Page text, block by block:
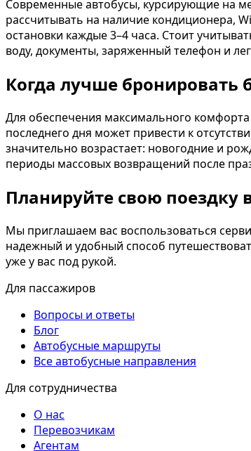
Современные автобусы, курсирующие на
рассчитывать на наличие кондиционера,
остановки каждые 3–4 часа. Стоит
воду, документы, заряженный телефон и
Когда лучше бронировать
Для обеспечения максимального
последнего дня может привести к
значительно возрастает: новогодние и
периоды массовых возвращений после
Планируйте свою поездку
Мы приглашаем вас воспользоваться
надежный и удобный способ
уже у вас под рукой.
Для пассажиров
Вопросы и ответы
Блог
Автобусные маршруты
Все автобусные направления
Для сотрудничества
О нас
Перевозчикам
Агентам